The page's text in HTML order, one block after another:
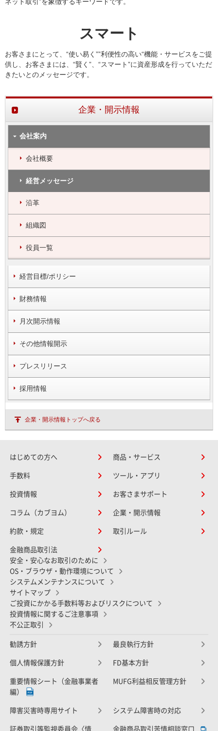
ネット取引”を象徴するキーワードです。
スマート
お客さまにとって、“使い易く””利便性の高い“機能・サービスをご提
供し、お客さまには、“賢く”、“スマート”に資産形成を行っていただ
きたいとのメッセージです。
企業・開示情報
会社案内
会社概要
経営メッセージ
沿革
組織図
役員一覧
経営目標/ポリシー
財務情報
月次開示情報
その他情報開示
プレスリリース
採用情報
企業・開示情報トップへ戻る
はじめての方へ 商品・サービス
手数料 ツール・アプリ
投資情報 お客さまサポート
コラム（カブヨム） 企業・開示情報
約款・規定 取引ルール
金融商品取引法
安全・安心なお取引のために
OS・ブラウザ・動作環境について
システムメンテナンスについて
サイトマップ
ご投資にかかる手数料等およびリスクについて
投資情報に関するご注意事項
不公正取引
勧誘方針 最良執行方針
個人情報保護方針 FD基本方針
重要情報シート（金融事業者
編）
MUFG利益相反管理方針
障害災害時専用サイト システム障害時の対応
証券取引等監視委員会〈情 金融商品取引苦情相談窓口